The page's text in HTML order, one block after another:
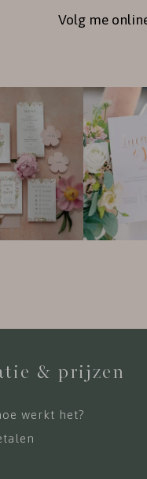
Volg me
& prijzen
werkt het?